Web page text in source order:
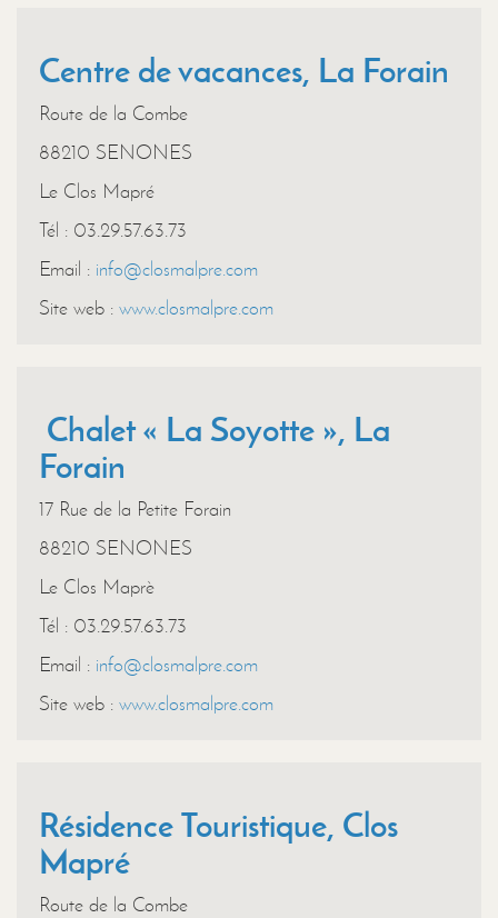
Centre de vacances, La Forain
Route de la Combe
88210 SENONES
Le Clos Mapré
Tél : 03.29.57.63.73
Email : info@closmalpre.com
Site web : www.closmalpre.com
Chalet « La Soyotte », La
Forain
17 Rue de la Petite Forain
88210 SENONES
Le Clos Maprè
Tél : 03.29.57.63.73
Email : info@closmalpre.com
Site web : www.closmalpre.com
Résidence Touristique, Clos
Mapré
Route de la Combe